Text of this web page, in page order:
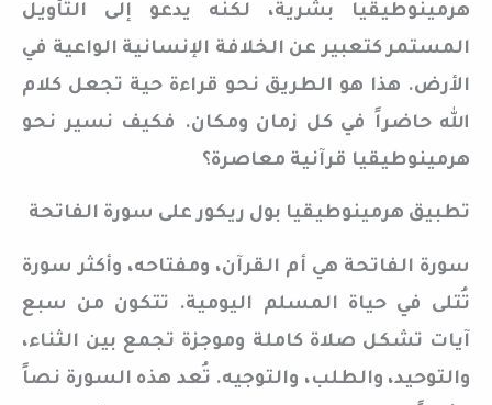
هرمينوطيقيا بشرية، لكنه يدعو إلى التأويل
المستمر كتعبير عن الخلافة الإنسانية الواعية في
الأرض. هذا هو الطريق نحو قراءة حية تجعل كلام
الله حاضراً في كل زمان ومكان. فكيف نسير نحو
هرمينوطيقيا قرآنية معاصرة؟
تطبيق هرمينوطيقيا بول ريكور على سورة الفاتحة
سورة الفاتحة هي أم القرآن، ومفتاحه، وأكثر سورة
تُتلى في حياة المسلم اليومية. تتكون من سبع
آيات تشكل صلاة كاملة وموجزة تجمع بين الثناء،
والتوحيد، والطلب، والتوجيه. تُعد هذه السورة نصاً